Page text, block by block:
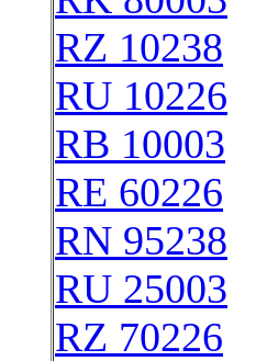
RZ 10238
RU 10226
RB 10003
RE 60226
RN 95238
RU 25003
RZ 70226